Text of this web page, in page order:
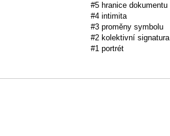
#5 hranice dokumentu
#4 intimita
#3 proměny symbolu
#2 kolektivní signatura
#1 portrét